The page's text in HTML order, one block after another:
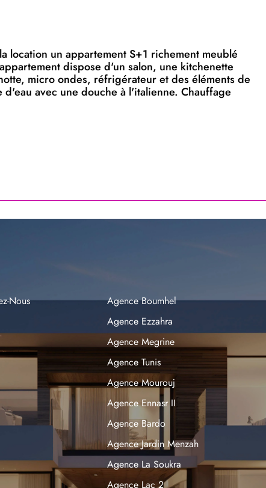
location un appartement S+1 richement meublé
dispose d'un salon, une kitchenette
micro ondes, réfrigérateur et des éléments de
avec une douche à l'italienne. Chauffage
Nous
Agence Boumhel
Agence Ezzahra
Agence Megrine
Agence Tunis
Agence Mourouj
Agence Ennasr II
Agence Bardo
Agence Jardin Menzah
Agence La Soukra
Agence Lac 2